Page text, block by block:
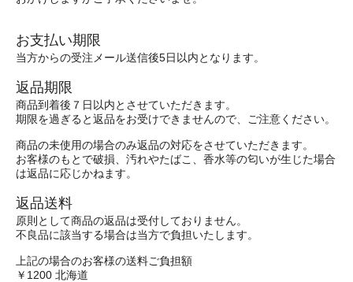
お支払い期限
当方からの受注メール送信後5日以内となります。
返品期限
商品到着後７日以内とさせていただきます。
期限を過ぎると返品をお受けできませんので、ご注意ください。
商品の未使用の場合のみ返品の対応をさせていただきます。
お客様のもとで破損、汚れやたばこ、香水等の匂いが生じた場合
は返品に応じかねます。
返品送料
原則として商品の返品は受付しておりません。
不良品に該当する場合は当方で負担いたします。
上記の場合のお客様の送料ご負担額
￥1200 北海道